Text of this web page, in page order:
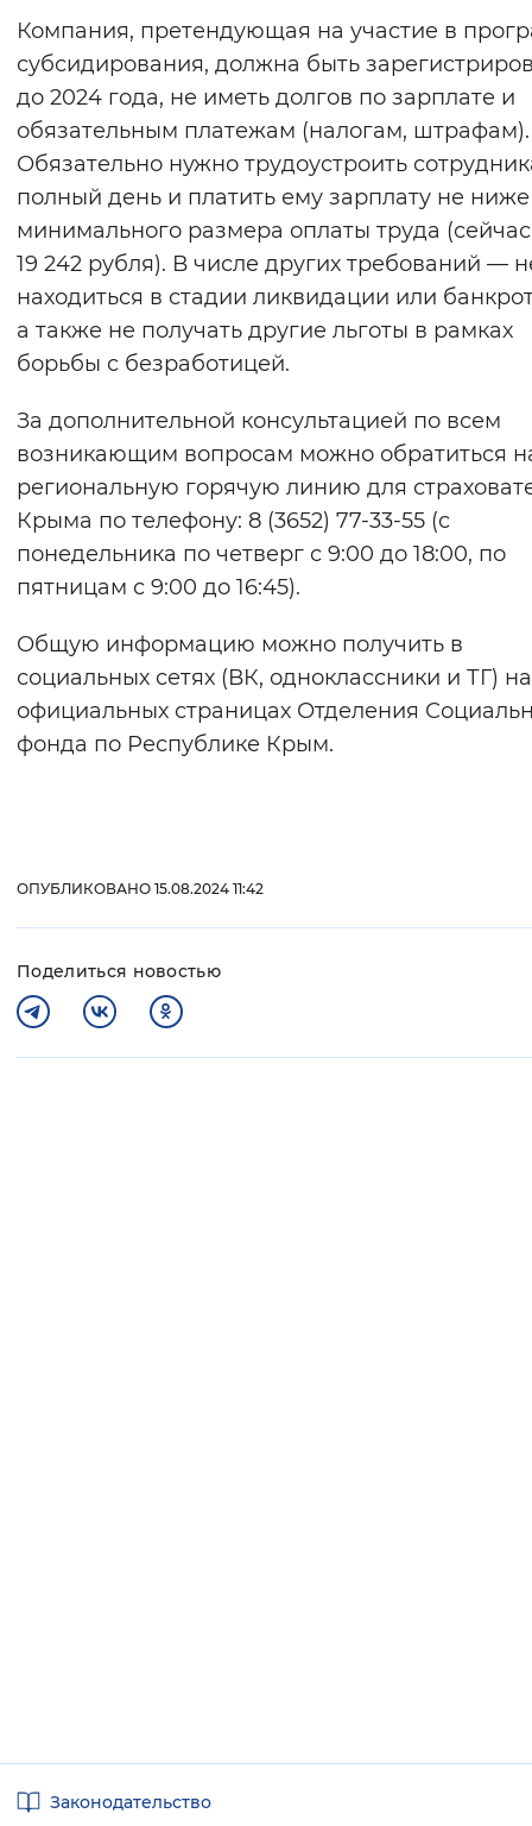
Компания, претендующая на участие в
субсидирования, должна быть
до 2024 года, не иметь долгов по зарплате и
обязательным платежам (налогам, штрафам).
Обязательно нужно трудоустроить
полный день и платить ему зарплату не ниже
минимального размера оплаты труда
19 242 рубля). В числе других требований —
находиться в стадии ликвидации или
а также не получать другие льготы в рамках
борьбы с безработицей.
За дополнительной консультацией по всем
возникающим вопросам можно обратиться
региональную горячую линию для
Крыма по телефону: 8 (3652) 77-33-55 (с
понедельника по четверг с 9:00 до 18:00, по
пятницам с 9:00 до 16:45).
Общую информацию можно получить в
социальных сетях (ВК, одноклассники и ТГ) на
официальных страницах Отделения
фонда по Республике Крым.
ОПУБЛИКОВАНО 15.08.2024 11:42
Поделиться новостью
ссылкиЗаконодательство